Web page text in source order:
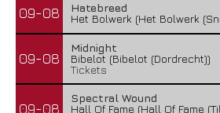
09-08
Hatebreed
Het Bolwerk (Het Bolwerk
09-08
Midnight
Bibelot (Bibelot (Dordrecht))
Tickets
09-08
Spectral Wound
Hall Of Fame (Hall Of Fame